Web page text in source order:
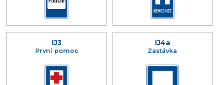
IJ3
První pomoc
IJ4a
Zastávka